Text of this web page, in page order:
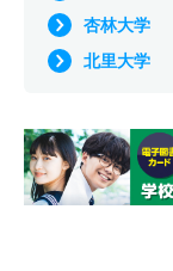
杏林大学
北里大学